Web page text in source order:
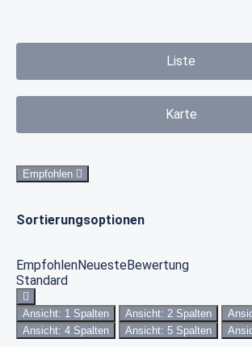
Liste
Karte
Empfohlen
Sortierungsoptionen
EmpfohlenNeuesteBewertung
Standard
Ansicht: 1 Spalten Ansicht: 2 Spalten
Ansicht: 4 Spalten
Ansicht: 5 Spalten